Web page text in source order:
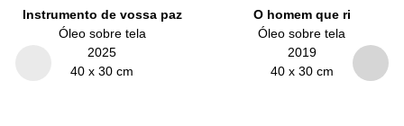
Instrumento de vossa paz
Óleo sobre tela
2025
40 x 30 cm
O homem que ri
Óleo sobre tela
2019
40 x 30 cm